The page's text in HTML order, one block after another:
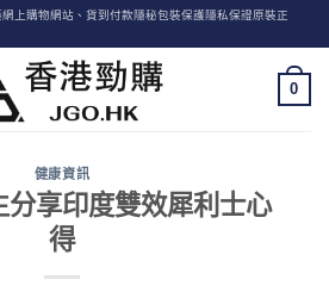
上購物網站、貨到付款隱秘包裝保護隱私保證原裝正
0
健康資訊
分享印度雙效犀利士心
得